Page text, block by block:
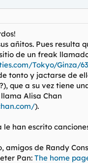
añitos. Pues resulta
de un freak
Tokyo/Ginza/
tonto y jactarse de
que a su vez tiene
Alisa Chan
).
han escrito
amigos de Randy
Pan: The home